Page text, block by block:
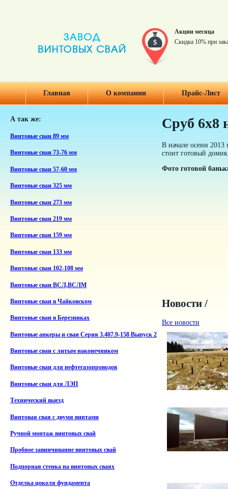
Акции месяца
Скидка 10% при
Главная О компании Прайс-Лист
А так же:
Винтовые сваи 89 мм
Винтовые сваи 73-76 мм
Винтовые сваи 57-60 мм
Винтовые сваи 325 мм
Винтовые сваи 273 мм
Винтовые сваи 219 мм
Винтовые сваи 159 мм
Винтовые сваи 133 мм
Винтовые сваи 102-108 мм
Винтовые сваи ВСЛ,ВСЛМ
Винтовые сваи в Чайковском
Винтовые сваи в Березниках
Винтовые анкеры и сваи Серия 3.407.9-158 Выпуск 2
Винтовые сваи с литым наконечником
Винтовые сваи для нефтегазопроводов
Винтовые сваи для ЛЭП
Технический выезд
Винтовая свая с двумя винтами
Ручной монтаж винтовых свай
Пробное завинчивание винтовых свай
Подпорная стенка на винтовых сваях
Отделка цоколя фундамента
Сруб 6х8
В начале осени 2013
стоит готовый
Фото готовой
Новости /
Все новости